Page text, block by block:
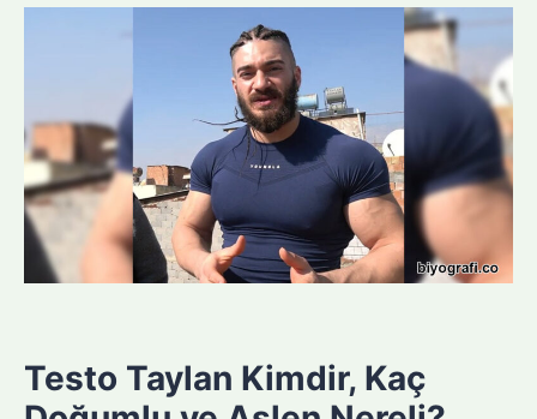
Testo Taylan Kimdir, Kaç